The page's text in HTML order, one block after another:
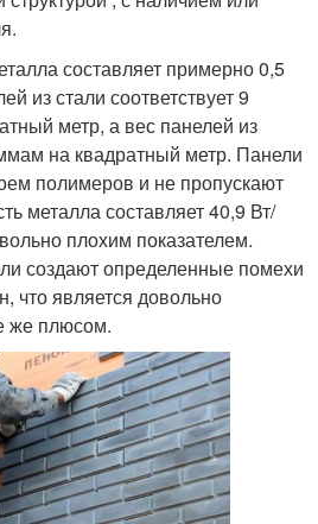
составляет примерно 0,5
из стали соответствует 9
метр, а вес панелей из
на квадратный метр. Панели
полимеров и не пропускают
металла составляет 40,9 Вт/
плохим показателем.
создают определенные помехи
что является довольно
же плюсом.